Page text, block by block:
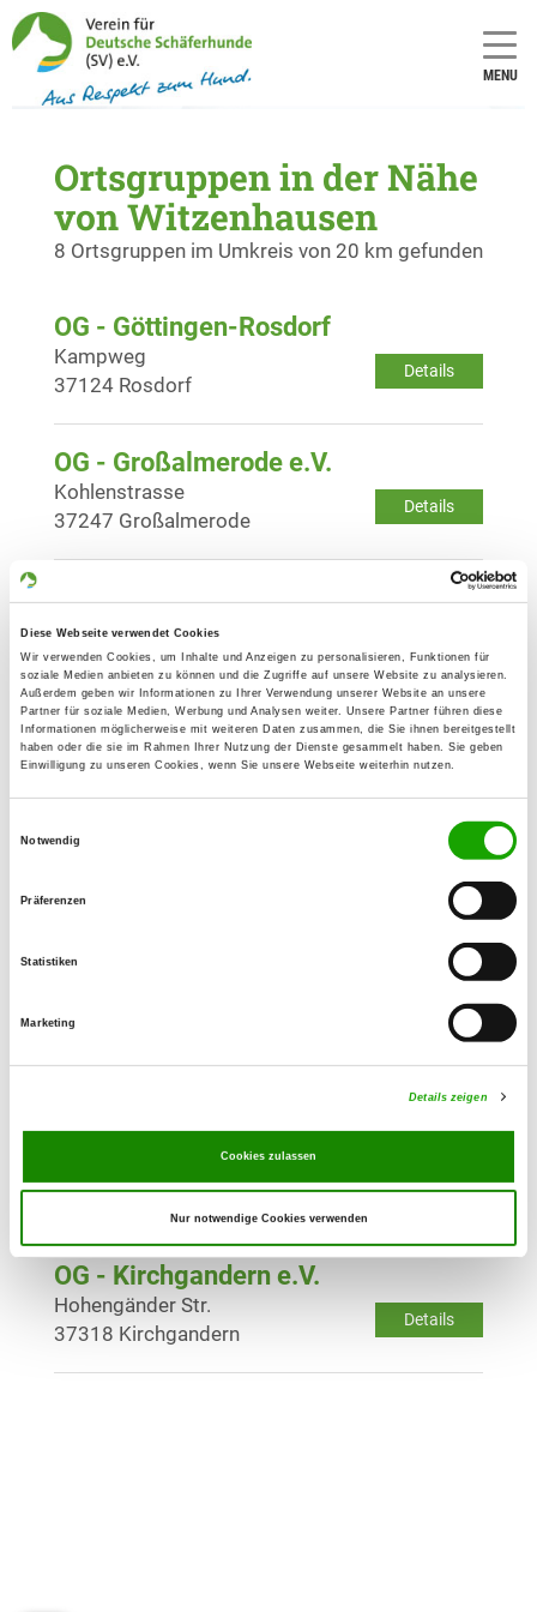
Diese Webseite verwendet Cookies
Wir verwenden Cookies, um Inhalte und Anzeigen zu personalisieren, Funktionen für
soziale Medien anbieten zu können und die Zugriffe auf unsere Website zu analysieren.
Außerdem geben wir Informationen zu Ihrer Verwendung unserer Website an unsere
Partner für soziale Medien, Werbung und Analysen weiter. Unsere Partner führen diese
Informationen möglicherweise mit weiteren Daten zusammen, die Sie ihnen bereitgestellt
haben oder die sie im Rahmen Ihrer Nutzung der Dienste gesammelt haben. Sie geben
Einwilligung zu unseren Cookies, wenn Sie unsere Webseite weiterhin nutzen.
Notwendig
Präferenzen
Statistiken
Marketing
Details zeigen
Cookies zulassen
Nur notwendige Cookies verwenden
MENU
Ortsgruppen in der Nähe
von Witzenhausen
8 Ortsgruppen im Umkreis von 20 km gefunden
OG - Göttingen-Rosdorf
Details
Kampweg
37124 Rosdorf
OG - Großalmerode e.V.
Details
Kohlenstrasse
37247 Großalmerode
OG - Hessisch Lichtenau 1952 e.V.
Hinter dem Güterbahnhof 2
37235 Hessisch-Lichtenau
OG - Kaufungen e.V.
Windhäuser Straße
Details
am Sportplatz
Am hohen Ufer 3
37213 Witzenhausen
OG - Mengelrode
Details
37308 Mengelrode
OG - Kirchgandern e.V.
Details
Hohengänder Str.
37318 Kirchgandern